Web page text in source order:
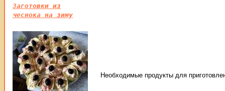
Необходимые продукты для
Заготовки из
чеснока на зиму